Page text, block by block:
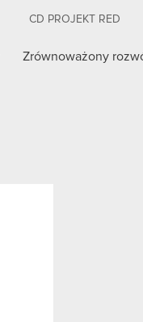
CD PROJEKT RED
Zrównoważony